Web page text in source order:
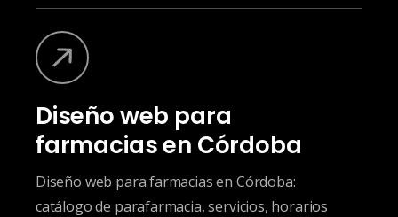
Diseño web para
farmacias en Córdoba
Diseño web para farmacias en Córdoba:
catálogo de parafarmacia, servicios, horarios